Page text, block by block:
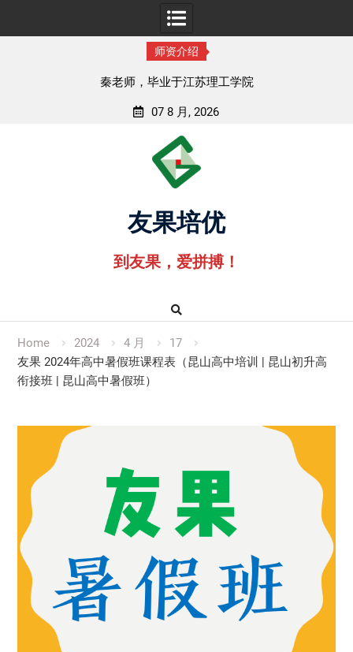
师资介绍
秦老师，毕业于江苏理工学院
07 8 月, 2026
友果培优
到友果，爱拼搏！
Home 2024 4 月
17
友果 2024年高中暑假班课程表（昆山高中培训 | 昆山初升高
衔接班 | 昆山高中暑假班）